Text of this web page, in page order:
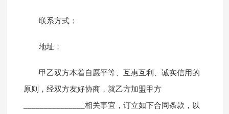
联系方式：
地址：
甲乙双方本着自愿平等、互惠互利、诚实信用的
原则，经双方友好协商，就乙方加盟甲方
_______________相关事宜，订立如下合同条款，以